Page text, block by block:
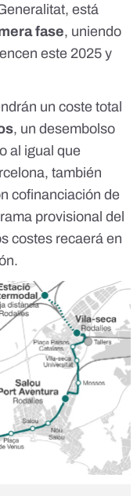
está
fase, uniendo
este 2025 y
un coste total
, un desembolso
al igual que
también
cofinanciación de
provisional del
costes recaerá en